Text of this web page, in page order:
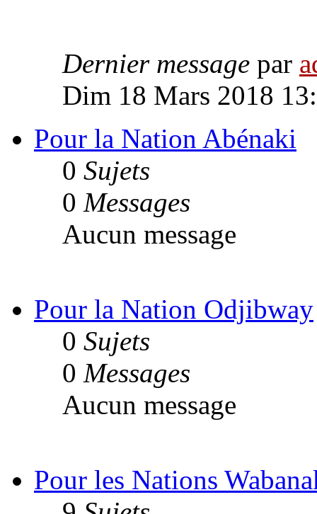
Dernier message par
Dim 18 Mars 2018
Pour la Nation Abénaki
0 Sujets
0 Messages
Aucun message
Pour la Nation Odjibway
0 Sujets
0 Messages
Aucun message
Pour les Nations